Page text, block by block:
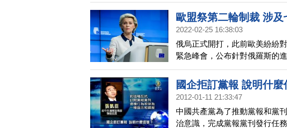
歐盟祭第二輪制裁 涉
2022-02-25 16:38:03
俄烏正式開打，此前歐美紛紛
緊急峰會，公布針對俄羅斯的
銀行與國營企業，並祭出飛機
禁令。
國企拒訂黨報 說明什麼
2012-01-11 21:33:47
中國共產黨為了推動黨報和黨
治意識，完成黨報黨刊發行任